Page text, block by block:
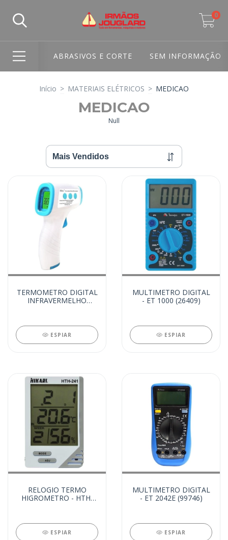
0
ABRASIVOS E CORTE SEM INFORMAÇÃO
Início > MATERIAIS ELÉTRICOS > MEDICAO
MEDICAO
Null
TERMOMETRO DIGITAL
INFRAVERMELHO
ESPIAR
MULTIMETRO DIGITAL
- ET 1000 (26409)
ESPIAR
RELOGIO TERMO
HIGROMETRO - HTH-
ESPIAR
MULTIMETRO DIGITAL
- ET 2042E (99746)
ESPIAR